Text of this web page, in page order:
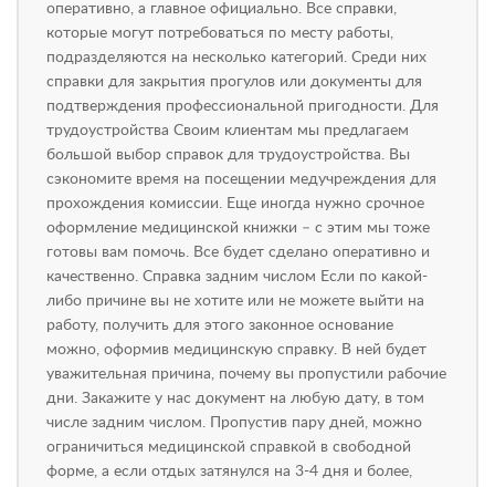
оперативно, а главное официально. Все справки,
которые могут потребоваться по месту работы,
подразделяются на несколько категорий. Среди них
справки для закрытия прогулов или документы для
подтверждения профессиональной пригодности. Для
трудоустройства Своим клиентам мы предлагаем
большой выбор справок для трудоустройства. Вы
сэкономите время на посещении медучреждения для
прохождения комиссии. Еще иногда нужно срочное
оформление медицинской книжки – с этим мы тоже
готовы вам помочь. Все будет сделано оперативно и
качественно. Справка задним числом Если по какой-
либо причине вы не хотите или не можете выйти на
работу, получить для этого законное основание
можно, оформив медицинскую справку. В ней будет
уважительная причина, почему вы пропустили рабочие
дни. Закажите у нас документ на любую дату, в том
числе задним числом. Пропустив пару дней, можно
ограничиться медицинской справкой в свободной
форме, а если отдых затянулся на 3-4 дня и более,